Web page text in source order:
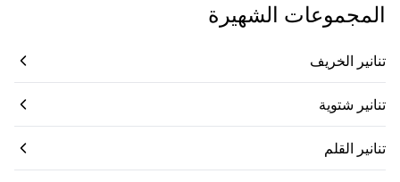
المجموعات الشهيرة
تنانير الخريف
تنانير شتوية
تنانير القلم